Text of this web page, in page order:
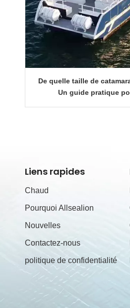
De quelle taille de
Un guide pratique
Liens rapides
Chaud
Pourquoi Allsealion
Nouvelles
Contactez-nous
politique de confidentialité